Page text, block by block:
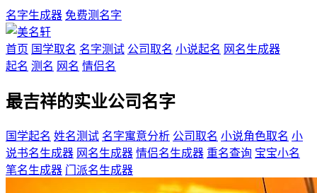
名字生成器 免费测名字
首页 国学取名 名字测试 公司取名 小说起名 网名生成器
起名 测名 网名 情侣名
最吉祥的实业公司名字
国学起名 姓名测试 名字寓意分析 公司取名 小说角色取名 小
说书名生成器 网名生成器 情侣名生成器 重名查询 宝宝小名
笔名生成器 门派名生成器